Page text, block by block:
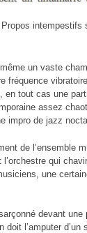
intempestifs
un vaste
fréquence
en tout cas une
assez
impro de jazz
de l’ensemble
l’orchestre qui
une
devant une
doit l’amputer